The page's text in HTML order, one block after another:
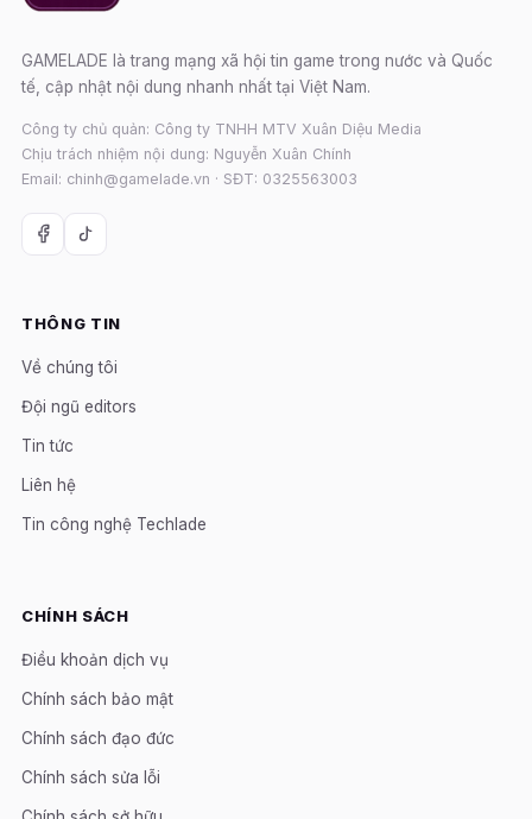
GAMELADE là trang mạng xã hội tin game trong nước và Quốc
tế, cập nhật nội dung nhanh nhất tại Việt Nam.
Công ty chủ quản: Công ty TNHH MTV Xuân Diệu Media
Chịu trách nhiệm nội dung: Nguyễn Xuân Chính
Email: chinh@gamelade.vn · SĐT: 0325563003
THÔNG TIN
Về chúng tôi
Đội ngũ editors
Tin tức
Liên hệ
Tin công nghệ Techlade
CHÍNH SÁCH
Điều khoản dịch vụ
Chính sách bảo mật
Chính sách đạo đức
Chính sách sửa lỗi